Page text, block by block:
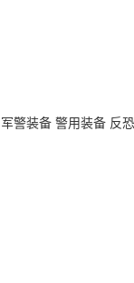
军警装备 警用装备 反